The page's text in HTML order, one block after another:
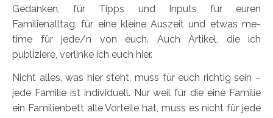
Gedanken, für Tipps und Inputs für euren
Familienalltag, für eine kleine Auszeit und etwas me-
time für jede/n von euch. Auch Artikel, die ich
publiziere, verlinke ich euch hier.
Nicht alles, was hier steht, muss für euch richtig sein –
jede Familie ist individuell. Nur weil für die eine Familie
ein Familienbett alle Vorteile hat, muss es nicht für jede